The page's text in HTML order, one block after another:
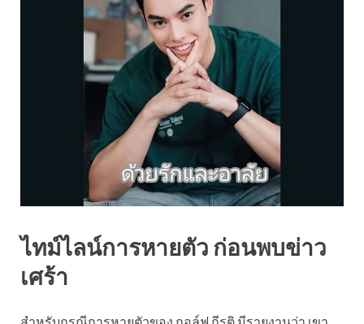
ไทม์ไลน์การหายตัว ก่อนพบข่าว
เศร้า